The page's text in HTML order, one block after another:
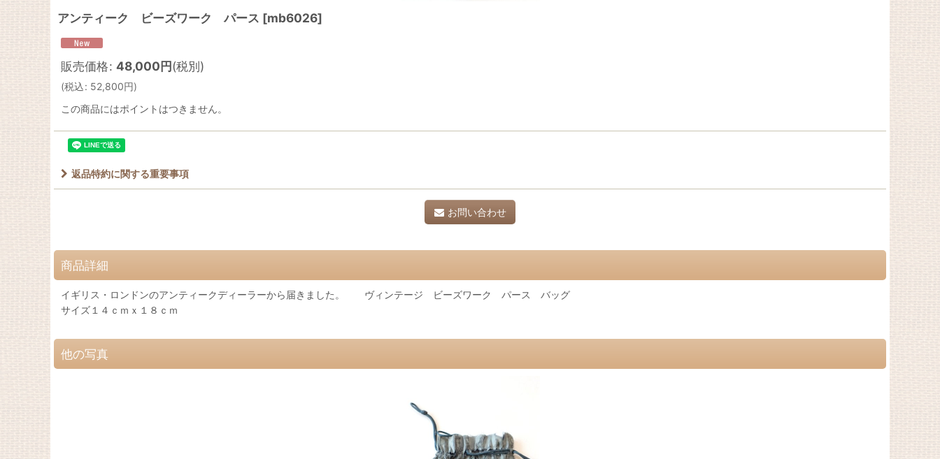
アンティーク ビーズワーク パース [mb6026]
販売価格: 48,000円(税別)
(税込: 52,800円)
この商品にはポイントはつきません。
返品特約に関する重要事項
お問い合わせ
商品詳細
イギリス・ロンドンのアンティークディーラーから届きました。 ヴィンテージ ビーズワーク パース バッグ
サイズ１４ｃｍｘ１８ｃｍ
他の写真